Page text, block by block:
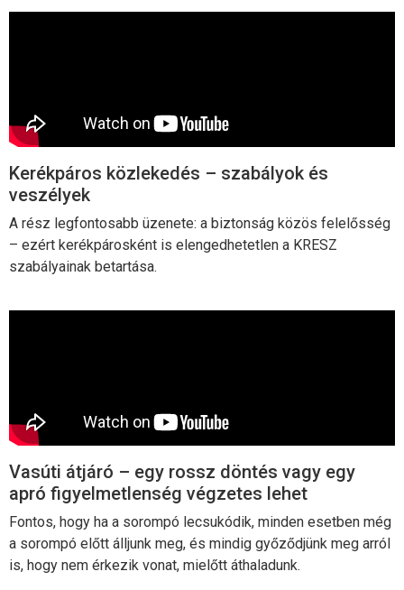
Kerékpáros közlekedés – szabályok és
veszélyek
A rész legfontosabb üzenete: a biztonság közös felelősség
– ezért kerékpárosként is elengedhetetlen a KRESZ
szabályainak betartása.
Vasúti átjáró – egy rossz döntés vagy egy
apró figyelmetlenség végzetes lehet
Fontos, hogy ha a sorompó lecsukódik, minden esetben még
a sorompó előtt álljunk meg, és mindig győződjünk meg arról
is, hogy nem érkezik vonat, mielőtt áthaladunk.